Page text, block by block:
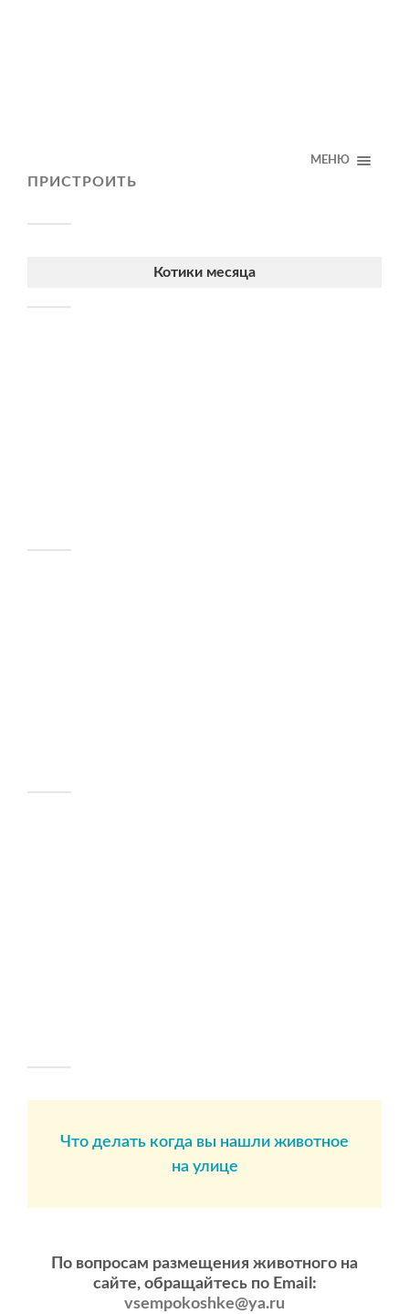
МЕНЮ
ПРИСТРОИТЬ
Котики месяца
Что делать когда вы нашли животное
на улице
По вопросам размещения животного на
сайте, обращайтесь по Email:
vsempokoshke@ya.ru